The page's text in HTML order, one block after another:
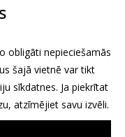
obligāti nepieciešamās
šajā vietnē var tikt
sīkdatnes. Ja piekrītat
atzīmējiet savu izvēli.